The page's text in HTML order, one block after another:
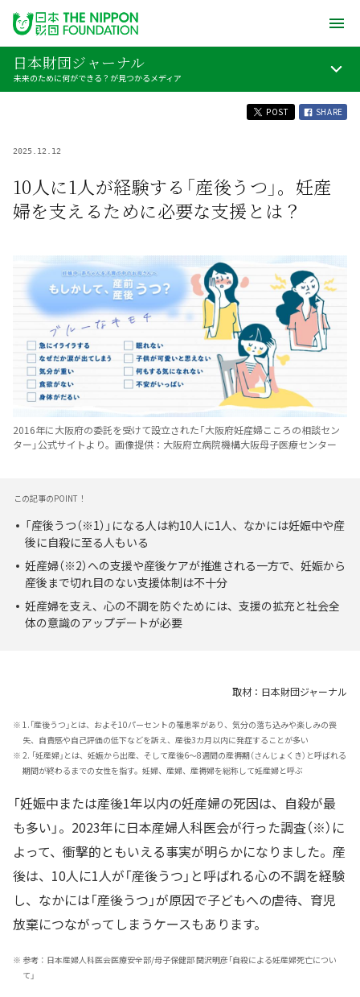
日本財団ジャーナル
未来のために何ができる？が見つかるメディア
POST SHARE
2025.12.12
10人に1人が経験する「産後うつ」。妊産
婦を支えるために必要な支援とは？
2016年に大阪府の委託を受けて設立された「大阪府妊産婦こころの相談セン
ター」公式サイトより。画像提供：大阪府立病院機構大阪母子医療センター
この記事のPOINT！
「産後うつ（※1）」になる人は約10人に1人、なかには妊娠中や産
後に自殺に至る人もいる
妊産婦（※2）への支援や産後ケアが推進される一方で、妊娠から
産後まで切れ目のない支援体制は不十分
妊産婦を支え、心の不調を防ぐためには、支援の拡充と社会全
体の意識のアップデートが必要
取材：日本財団ジャーナル
※ 1.「産後うつ」とは、およそ10パーセントの罹患率があり、気分の落ち込みや楽しみの喪
失、自責感や自己評価の低下などを訴え、産後3カ月以内に発症することが多い
※ 2. 「妊産婦」とは、妊娠から出産、そして産後6～8週間の産褥期（さんじょくき）と呼ばれる
期間が終わるまでの女性を指す。妊婦、産婦、産褥婦を総称して妊産婦と呼ぶ
「妊娠中または産後1年以内の妊産婦の死因は、自殺が最
も多い」。2023年に日本産婦人科医会が行った調査（※）に
よって、衝撃的ともいえる事実が明らかになりました。産
後は、10人に1人が「産後うつ」と呼ばれる心の不調を経験
し、なかには「産後うつ」が原因で子どもへの虐待、育児
放棄につながってしまうケースもあります。
※ 参考：日本産婦人科医会医療安全部/母子保健部 関沢明彦「自殺による妊産婦死亡につい
て」